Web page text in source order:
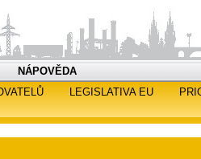
NÁPOVĚDA
LEGISLATIVA EU